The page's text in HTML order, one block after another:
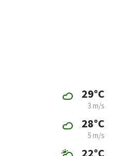
29°C
3 m/s
28°C
5 m/s
22°C